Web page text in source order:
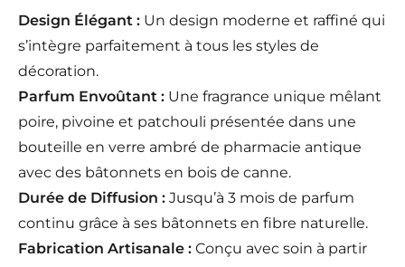
Design Élégant : Un design moderne et raffiné qui
s’intègre parfaitement à tous les styles de
décoration.
Parfum Envoûtant : Une fragrance unique mêlant
poire, pivoine et patchouli présentée dans une
bouteille en verre ambré de pharmacie antique
avec des bâtonnets en bois de canne.
Durée de Diffusion : Jusqu’à 3 mois de parfum
continu grâce à ses bâtonnets en fibre naturelle.
Fabrication Artisanale : Conçu avec soin à partir